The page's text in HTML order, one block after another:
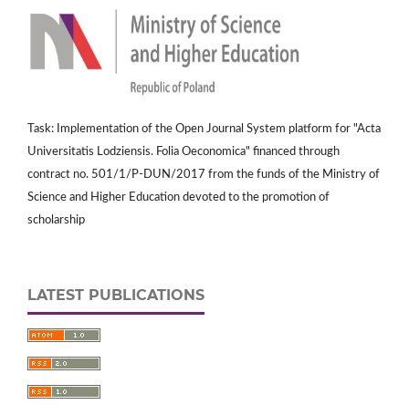
Task: Implementation of the Open Journal System platform for "Acta
Universitatis Lodziensis. Folia Oeconomica" financed through
contract no. 501/1/P-DUN/2017 from the funds of the Ministry of
Science and Higher Education devoted to the promotion of
scholarship
LATEST PUBLICATIONS